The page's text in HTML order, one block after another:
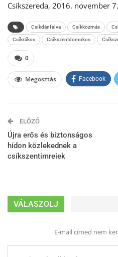
Csíkszereda, 2016. november 7.
Csíkdánfalva Csíkkozmás
Csíkrákos Csíkszentdomokos
0
Megosztás Facebook
ELŐZŐ
Újra erős és biztonságos
hídon közlekednek a
csíkszentimreiek
VÁLASZOLJ
E-mail címed nem